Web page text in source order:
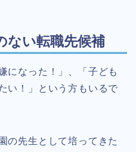
ない転職先候補
になった！」、「子ども
い！」という方もいるで
の先生として培ってきた